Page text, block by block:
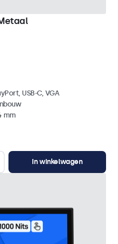
USB-C, VGA
mm
In winkelwagen